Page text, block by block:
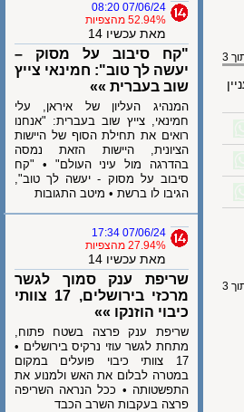
07/06/24 08:20
52.94% מהצפיות
מאת עכשיו 14
"קח סיבוב על מסוק –
יעשה לך טוב": חמינאי צייץ
שוב בעברית »»
המנהיג העליון של איראן, עלי
חמינאי, צייץ שוב בעברית: "אנחנו
רואים את תחילת הסוף של היישות
הציונית, היישות הזאת נמסה
בהדרגה מול עיני העולם" • "קח
סיבוב על מסוק - יעשה לך טוב",
הגיבו לו ברשת • מיטב התגובות
07/06/24 17:34
27.94% מהצפיות
מאת עכשיו 14
שריפת ענק סמוך לגשר
מרכזי בירושלים, 17 צוותי
כיבוי הוזנקו »»
שריפת ענק פרצה בשטח פתוח,
מתחת לגשר עוזי נרקיס בירושלים •
17 צוותי כיבוי פועלים במקום
במטרה לבלום את האש ולמנוע את
התפשטותה • ככל הנראה השריפה
פרצה בעקבות השרב הכבד